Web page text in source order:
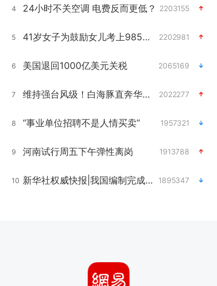
4 24小时不关空调 电费反而更低？ 2203155
5 41岁女子为鼓励女儿考上985研究生 2202981
6 美国退回1000亿美元关税 2065169
7 维持强台风级！白海豚直奔华东沿海 2022277
8 “事业单位招聘不是人情买卖” 1957321
9 河南试行周五下午弹性离岗 1913788
10 新华社权威快报|我国编制完成新版全月地质图 1895347